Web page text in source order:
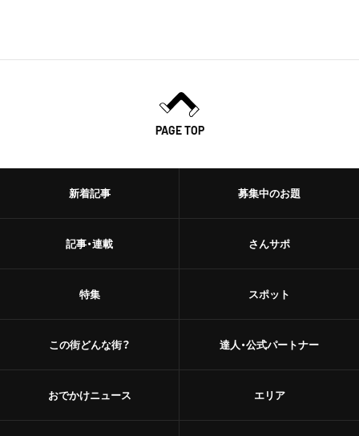
PAGE TOP
新着記事
記事・連載
特集
この街どんな街？
おでかけニュース
募集中のお題
さんサポ
スポット
達人・公式パートナー
エリア